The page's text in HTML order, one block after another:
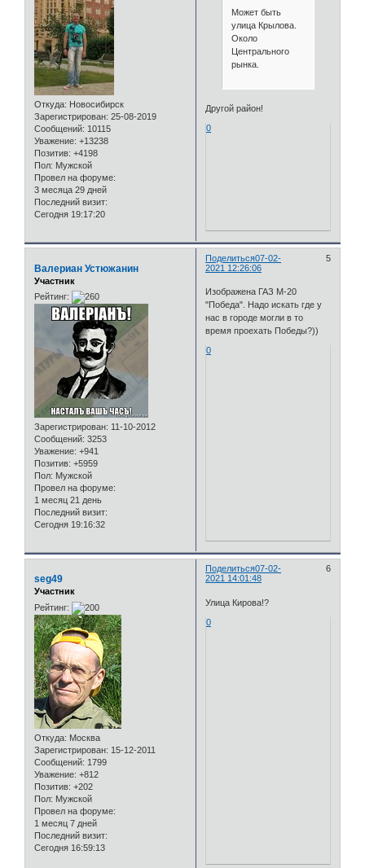
Откуда: Новосибирск
Зарегистрирован: 25-08-2019
Сообщений: 10115
Уважение: +13238
Позитив: +4198
Пол: Мужской
Провел на форуме:
3 месяца 29 дней
Последний визит:
Сегодня 19:17:20
Может быть
улица Крылова.
Около
Центрального
рынка.
Другой район!
0
Поделиться 5
07-02-
2021 12:26:06
Валериан Устюжанин
Участник
Рейтинг:
Зарегистрирован: 11-10-2012
Сообщений: 3253
Уважение: +941
Позитив: +5959
Пол: Мужской
Провел на форуме:
1 месяц 21 день
Последний визит:
Сегодня 19:16:32
Изображена ГАЗ М-20
"Победа". Надо искать где у
нас в городе могли в то
время проехать Победы?))
0
Поделиться 6
07-02-
2021 14:01:48
seg49
Участник
Рейтинг:
Откуда: Москва
Зарегистрирован: 15-12-2011
Сообщений: 1799
Уважение: +812
Позитив: +202
Пол: Мужской
Провел на форуме:
1 месяц 7 дней
Последний визит:
Сегодня 16:59:13
Улица Кирова!?
0